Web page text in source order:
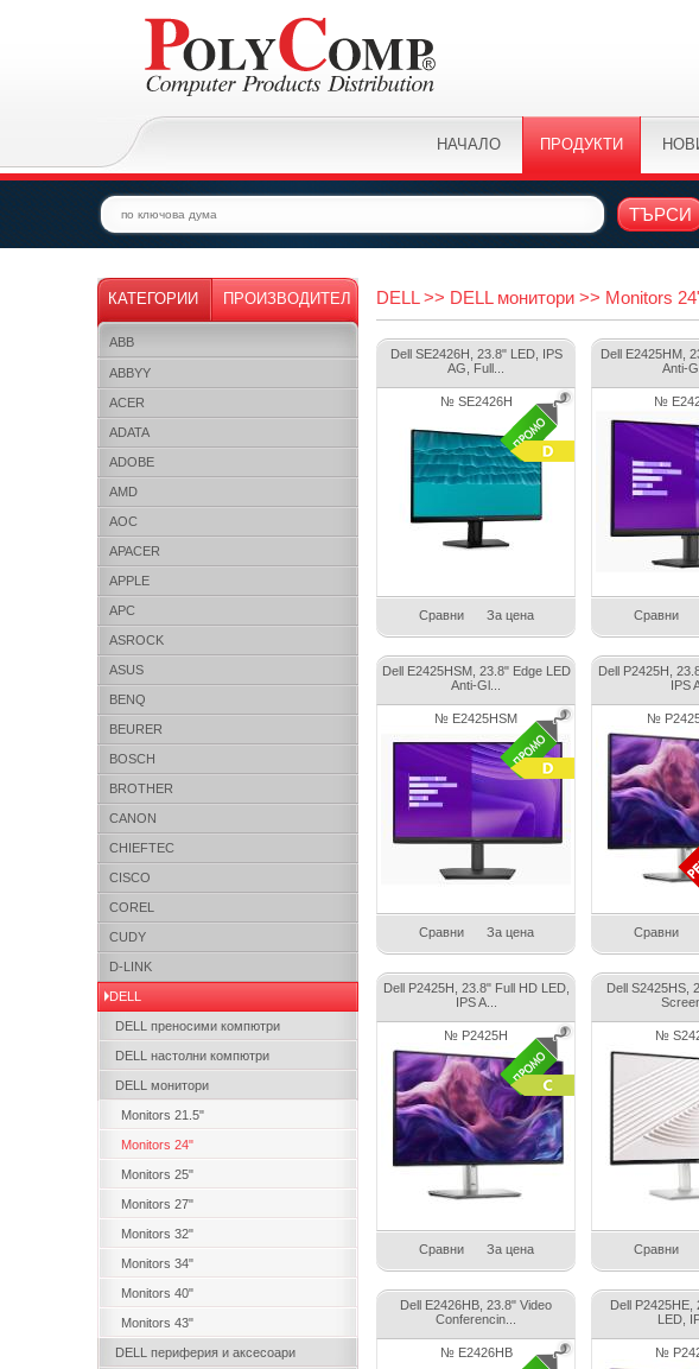
НАЧАЛО ПРОДУКТИ
ТЪРСИ
КАТЕГОРИИ ПРОИЗВОДИТЕЛ
ABB
ABBYY
ACER
ADATA
ADOBE
AMD
AOC
APACER
APPLE
APC
ASROCK
ASUS
BENQ
BEURER
BOSCH
BROTHER
CANON
CHIEFTEC
CISCO
COREL
CUDY
D-LINK
DELL
DELL преносими компютри
DELL настолни компютри
DELL монитори
Monitors 21.5"
Monitors 24"
Monitors 25"
Monitors 27"
Monitors 32"
Monitors 34"
Monitors 40"
Monitors 43"
DELL периферия и аксесоари
DELL >> DELL монитори >> Monitors
Dell SE2426H, 23.8" LED, IPS
AG, Full...
№ SE2426H
Сравни За цена
Dell E2425HM,
Anti-
№
Сравни
Dell E2425HSM, 23.8" Edge LED
Anti-Gl...
№ E2425HSM
Сравни За цена
Dell P2425H,
IPS
№
Сравни
Dell P2425H, 23.8" Full HD LED,
IPS A...
№ P2425H
Сравни За цена
Dell S2425HS,
№
Сравни
Dell E2426HB, 23.8" Video
Conferencin...
№ E2426HB
Dell P2425HE,
LED,
№